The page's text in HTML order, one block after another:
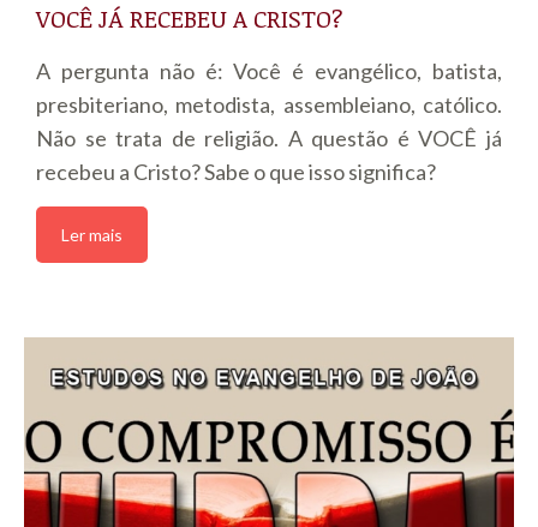
VOCÊ JÁ RECEBEU A CRISTO?
A pergunta não é: Você é evangélico, batista,
presbiteriano, metodista, assembleiano, católico.
Não se trata de religião. A questão é VOCÊ já
recebeu a Cristo? Sabe o que isso significa?
Ler mais